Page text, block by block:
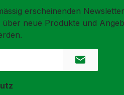
erscheinenden
neue Produkte und